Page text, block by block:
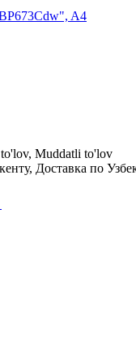
A4
Muddatli to'lov
Доставка по